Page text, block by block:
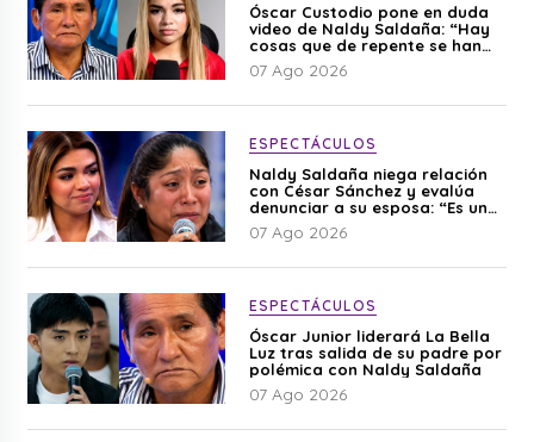
Óscar Custodio pone en duda
video de Naldy Saldaña: “Hay
cosas que de repente se han
editado”
07 Ago 2026
ESPECTÁCULOS
Naldy Saldaña niega relación
con César Sánchez y evalúa
denunciar a su esposa: “Es una
difamación”
07 Ago 2026
ESPECTÁCULOS
Óscar Junior liderará La Bella
Luz tras salida de su padre por
polémica con Naldy Saldaña
07 Ago 2026